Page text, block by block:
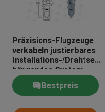
Präzisions-Flugzeuge
verkabeln justierbares
Installations-/Drahtseil-
hängendes System
Bestpreis